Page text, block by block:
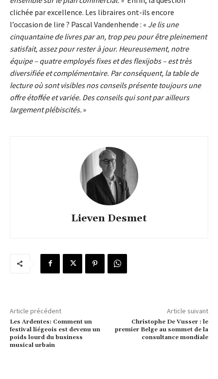
clichée par excellence. Les libraires ont-ils encore
l’occasion de lire ? Pascal Vandenhende : « Je lis une
cinquantaine de livres par an, trop peu pour être pleinement
satisfait, assez pour rester à jour. Heureusement, notre
équipe – quatre employés fixes et des flexijobs – est très
diversifiée et complémentaire. Par conséquent, la table de
lecture où sont visibles nos conseils présente toujours une
offre étoffée et variée. Des conseils qui sont par ailleurs
largement plébiscités. »
Lieven Desmet
Article précédent
Les Ardentes: Comment un
festival liégeois est devenu un
poids lourd du business
musical urbain
Article suivant
Christophe De Vusser : le
premier Belge au sommet de la
consultance mondiale